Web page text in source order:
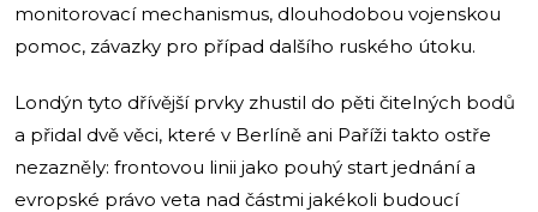
monitorovací mechanismus, dlouhodobou vojenskou
pomoc, závazky pro případ dalšího ruského útoku.
Londýn tyto dřívější prvky zhustil do pěti čitelných bodů
a přidal dvě věci, které v Berlíně ani Paříži takto ostře
nezazněly: frontovou linii jako pouhý start jednání a
evropské právo veta nad částmi jakékoli budoucí